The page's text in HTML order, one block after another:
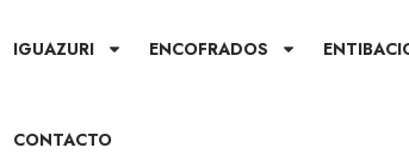
IGUAZURI ENCOFRADOS
CONTACTO